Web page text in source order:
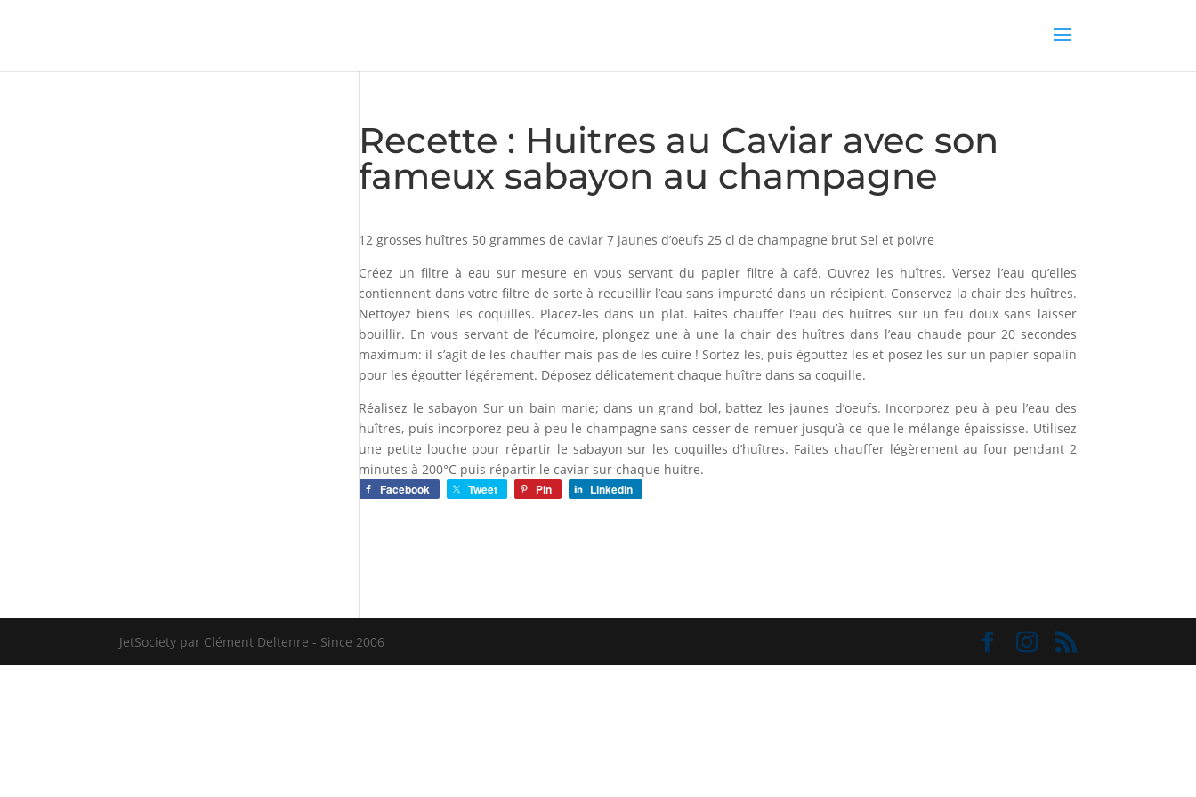
Recette : Huitres au Caviar avec son
fameux sabayon au champagne
12 grosses huîtres 50 grammes de caviar 7 jaunes d’oeufs 25 cl de champagne brut Sel et poivre
Créez un filtre à eau sur mesure en vous servant du papier filtre à café. Ouvrez les huîtres. Versez l’eau qu’elles
contiennent dans votre filtre de sorte à recueillir l’eau sans impureté dans un récipient. Conservez la chair des huîtres.
Nettoyez biens les coquilles. Placez-les dans un plat. Faîtes chauffer l’eau des huîtres sur un feu doux sans laisser
bouillir. En vous servant de l’écumoire, plongez une à une la chair des huîtres dans l’eau chaude pour 20 secondes
maximum: il s’agit de les chauffer mais pas de les cuire ! Sortez les, puis égouttez les et posez les sur un papier sopalin
pour les égoutter légérement. Déposez délicatement chaque huître dans sa coquille.
Réalisez le sabayon Sur un bain marie; dans un grand bol, battez les jaunes d’oeufs. Incorporez peu à peu l’eau des
huîtres, puis incorporez peu à peu le champagne sans cesser de remuer jusqu’à ce que le mélange épaississe. Utilisez
une petite louche pour répartir le sabayon sur les coquilles d’huîtres. Faites chauffer légèrement au four pendant 2
minutes à 200°C puis répartir le caviar sur chaque huitre.
Facebook Tweet Pin LinkedIn
JetSociety par Clément Deltenre - Since 2006